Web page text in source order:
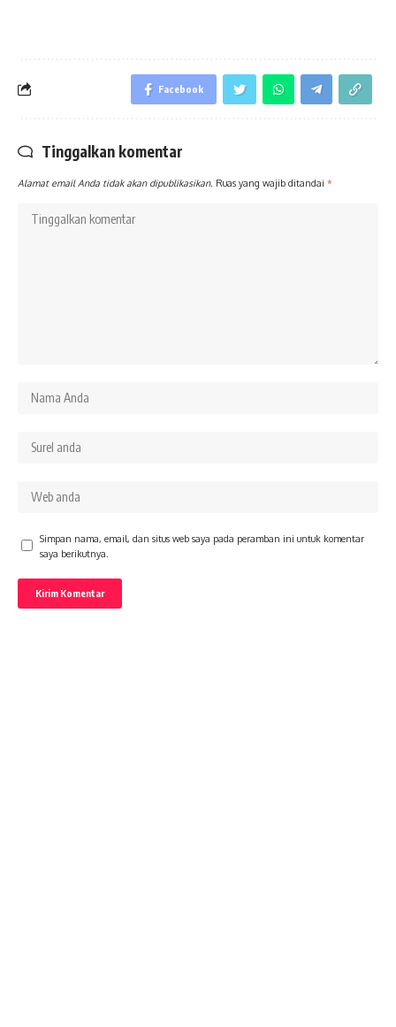
Facebook
Tinggalkan komentar
Alamat email Anda tidak akan dipublikasikan. Ruas yang wajib ditandai *
Simpan nama, email, dan situs web saya pada peramban ini untuk komentar
saya berikutnya.